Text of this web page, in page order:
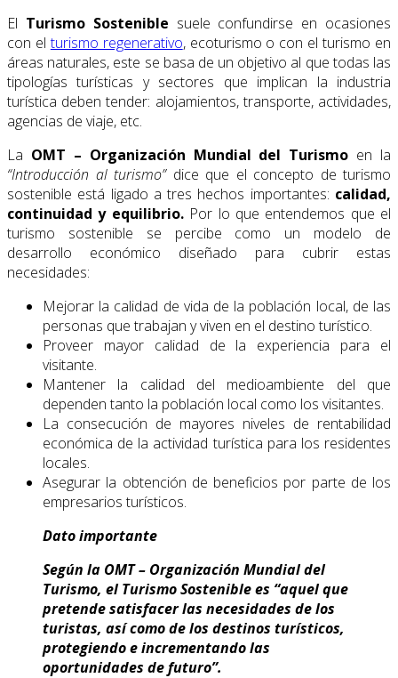
El Turismo Sostenible suele confundirse en ocasiones
con elturismo regenerativo, ecoturismo o con el turismo en
áreas naturales, este se basa de un objetivo al que todas las
tipologías turísticas y sectores que implican la industria
turística deben tender: alojamientos, transporte, actividades,
agencias de viaje, etc.
La OMT – Organización Mundial del Turismo en la
“Introducción al turismo”dice que el concepto de turismo
sostenible está ligado a tres hechos importantes: calidad,
continuidad y equilibrio. Por lo que entendemos que el
turismo sostenible se percibe como un modelo de
desarrollo económico diseñado para cubrir estas
necesidades:
Mejorar la calidad de vida de la población local, de las
personas que trabajan y viven en el destino turístico.
Proveer mayor calidad de la experiencia para el
visitante.
Mantener la calidad del medioambiente del que
dependen tanto la población local como los visitantes.
La consecución de mayores niveles de rentabilidad
económica de la actividad turística para los residentes
locales.
Asegurar la obtención de beneficios por parte de los
empresarios turísticos.
Dato importante
Según la OMT – Organización Mundial del
Turismo, el Turismo Sostenible es “aquel que
pretende satisfacer las necesidades de los
turistas, así como de los destinos turísticos,
protegiendo e incrementando las
oportunidades de futuro”.